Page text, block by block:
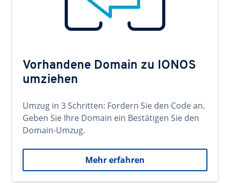
Vorhandene Domain zu IONOS
umziehen
Umzug in 3 Schritten: Fordern Sie den Code an.
Geben Sie Ihre Domain ein Bestätigen Sie den
Domain-Umzug.
Mehr erfahren